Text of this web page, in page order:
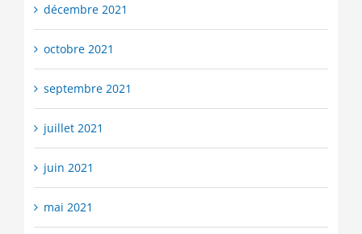
décembre 2021
octobre 2021
septembre 2021
juillet 2021
juin 2021
mai 2021